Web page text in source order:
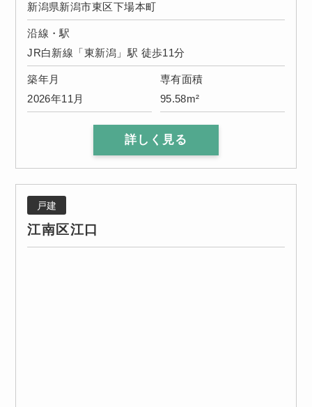
新潟県新潟市東区下場本町
沿線・駅
JR白新線「東新潟」駅 徒歩11分
築年月
2026年11月
専有面積
95.58m²
詳しく見る
戸建
江南区江口